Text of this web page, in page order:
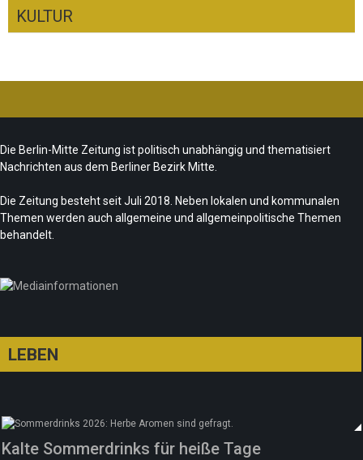
KULTUR
Folgerungen
Fête de la Musique 2026 – Summer makes
music
Redaktion 21. Juni 2026
Sommer in Berlin – die neue Edition vom
Die Berlin-Mitte Zeitung ist politisch unabhängig und thematisiert
Nachrichten aus dem Berliner Bezirk Mitte.
Die Zeitung besteht seit Juli 2018. Neben lokalen und kommunalen
Themen werden auch allgemeine und allgemeinpolitische Themen
behandelt.
LEBEN
Kalte Sommerdrinks für heiße Tage